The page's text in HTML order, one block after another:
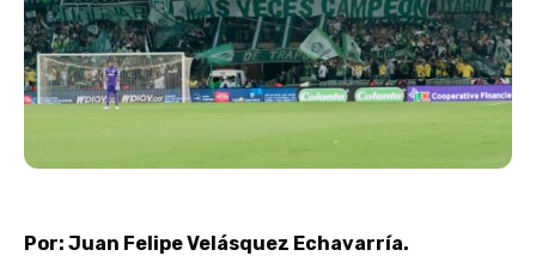
Por: Juan Felipe Velásquez Echavarría.